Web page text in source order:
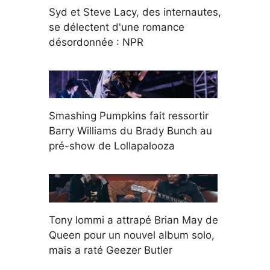
Syd et Steve Lacy, des internautes,
se délectent d'une romance
désordonnée : NPR
Smashing Pumpkins fait ressortir
Barry Williams du Brady Bunch au
pré-show de Lollapalooza
Tony Iommi a attrapé Brian May de
Queen pour un nouvel album solo,
mais a raté Geezer Butler